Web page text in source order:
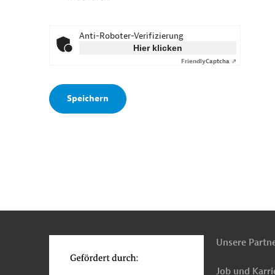
Anti-Roboter-Verifizierung
Hier klicken
FriendlyCaptcha ⇗
Unsere
Job und